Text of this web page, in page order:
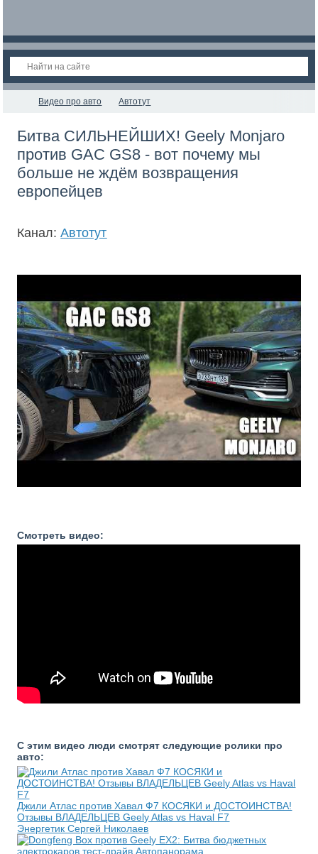
Видео про авто Автотут
Битва СИЛЬНЕЙШИХ! Geely Monjaro
против GAC GS8 - вот почему мы
больше не ждём возвращения
европейцев
Канал:Автотут
Смотреть видео:
С этим видео люди смотрят следующие ролики про
авто:
Джили Атлас против Хавал Ф7 КОСЯКИ и ДОСТОИНСТВА!
Отзывы ВЛАДЕЛЬЦЕВ Geely Atlas vs Haval F7
Энергетик Сергей Николаев